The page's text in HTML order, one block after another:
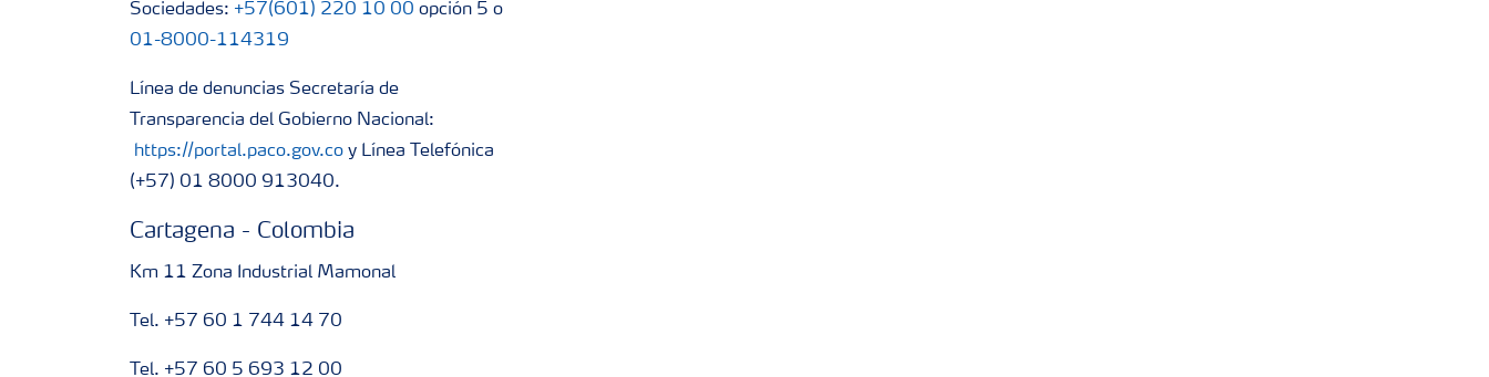
Sociedades: +57(601) 220 10 00 opción 5 o
01-8000-114319
Línea de denuncias Secretaría de
Transparencia del Gobierno Nacional:
https://portal.paco.gov.co y Línea Telefónica
(+57) 01 8000 913040.
Cartagena - Colombia
Km 11 Zona Industrial Mamonal
Tel. +57 60 1 744 14 70
Tel. +57 60 5 693 12 00